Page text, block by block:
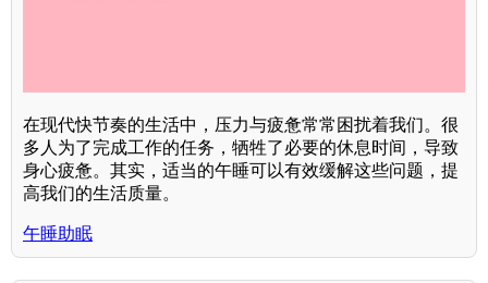
在现代快节奏的生活中，压力与疲惫常常困扰着我们。很
多人为了完成工作的任务，牺牲了必要的休息时间，导致
身心疲惫。其实，适当的午睡可以有效缓解这些问题，提
高我们的生活质量。
午睡助眠